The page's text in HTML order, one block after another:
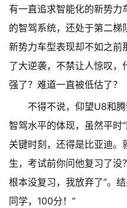
有一直追求智能化的新势力
的智驾系统，还处于第二梯
新势力车型表现却不如之前
了大逆袭，不禁让人惊叹，
强了？难道一直被低估了？
不得不说，仰望U8和
智驾水平的体现，虽然平时
关键时刻，还得是比亚迪
生，考试前你问他复习了没
根本没复习，我放弃了”。
同学，100分！”